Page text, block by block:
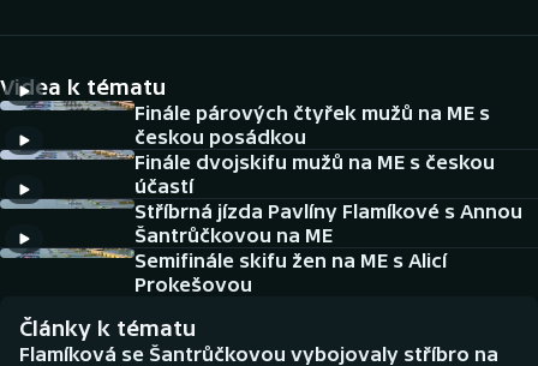
Cyklistika
DALŠÍ SPORTY
Americký fotbal
Baseball a softbal
Basketbal
NEPŘEHLÉDNĚTE
Historické návraty
Videa k tématu
Finále párových čtyřek mužů na ME s
českou posádkou
Finále dvojskifu mužů na ME s českou
účastí
Stříbrná jízda Pavlíny Flamíkové s Annou
Šantrůčkovou na ME
Semifinále skifu žen na ME s Alicí
Prokešovou
Články k tématu
Flamíková se Šantrůčkovou vybojovaly stříbro na